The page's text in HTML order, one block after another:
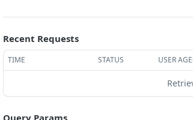
Recent Requests
TIME STATUS USER
Query Params